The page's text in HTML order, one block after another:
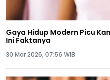
Gaya Hidup Modern Picu
Ini Faktanya
30 Mar 2026, 07:56 WIB